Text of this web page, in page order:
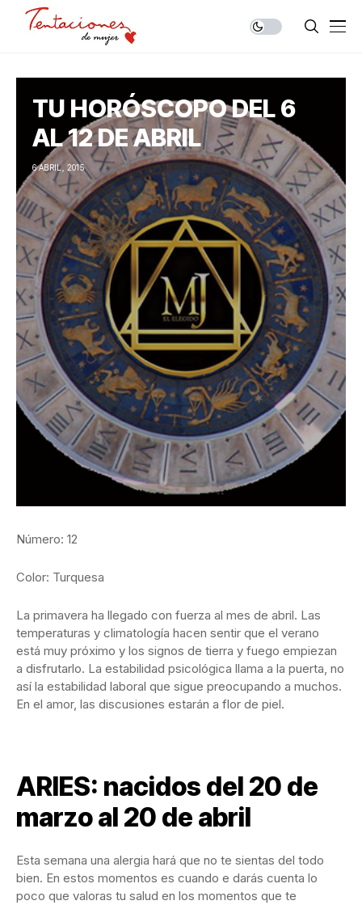
TU HORÓSCOPO DEL 6
AL 12 DE ABRIL
6 ABRIL, 2015
Número: 12
Color: Turquesa
La primavera ha llegado con fuerza al mes de abril. Las
temperaturas y climatología hacen sentir que el verano
está muy próximo y los signos de tierra y fuego empiezan
a disfrutarlo. La estabilidad psicológica llama a la puerta, no
así la estabilidad laboral que sigue preocupando a muchos.
En el amor, las discusiones estarán a flor de piel.
ARIES: nacidos del 20 de
marzo al 20 de abril
Esta semana una alergia hará que no te sientas del todo
bien. En estos momentos es cuando e darás cuenta lo
poco que valoras tu salud en los momentos que te